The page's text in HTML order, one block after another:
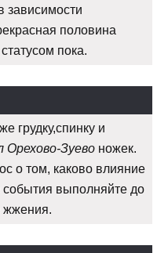
зависимости
половина
пока.
грудку,спинку и
Зуево ножек.
о том, каково влияние
события выполняйте до
жжения.